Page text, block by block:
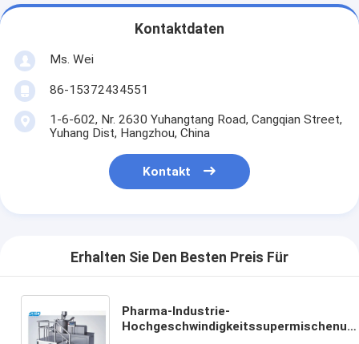
Kontaktdaten
Ms. Wei
86-15372434551
1-6-602, Nr. 2630 Yuhangtang Road, Cangqian Street,
Yuhang Dist, Hangzhou, China
Kontakt
Erhalten Sie Den Besten Preis Für
Pharma-Industrie-